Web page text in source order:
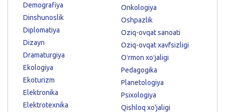
Demografiya
Dinshunoslik
Diplomatiya
Dizayn
Dramaturgiya
Ekologiya
Ekoturizm
Elektronika
Elektrotexnika
Onkologiya
Oshpazlik
Oziq-ovqat sanoati
Oziq-ovqat xavfsizligi
Oʻrmon xoʻjaligi
Pedagogika
Planetologiya
Psixologiya
Qishloq xo'jaligi